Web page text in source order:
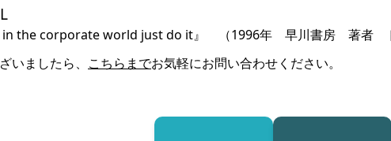
in the corporate world just do it』 （1996年 早川書房 著者 ド
いましたら、 こちらまでお気軽にお問い合わせください。